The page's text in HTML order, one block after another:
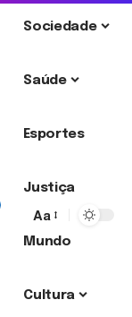
Sociedade
Saúde
Esportes
Justiça
Mundo
Cultura
Aa